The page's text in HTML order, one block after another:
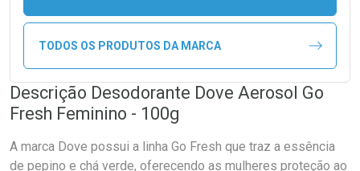
TODOS OS PRODUTOS DA MARCA
Descrição Desodorante Dove Aerosol Go
Fresh Feminino - 100g
A marca Dove possui a linha Go Fresh que traz a essência
de pepino e chá verde, oferecendo as mulheres proteção ao